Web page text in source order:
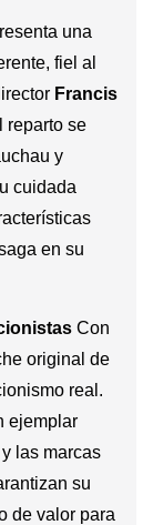
una
fiel al
Francis
reparto se
y
cuidada
en su
Con
original de
real.
ejemplar
las marcas
su
de valor para